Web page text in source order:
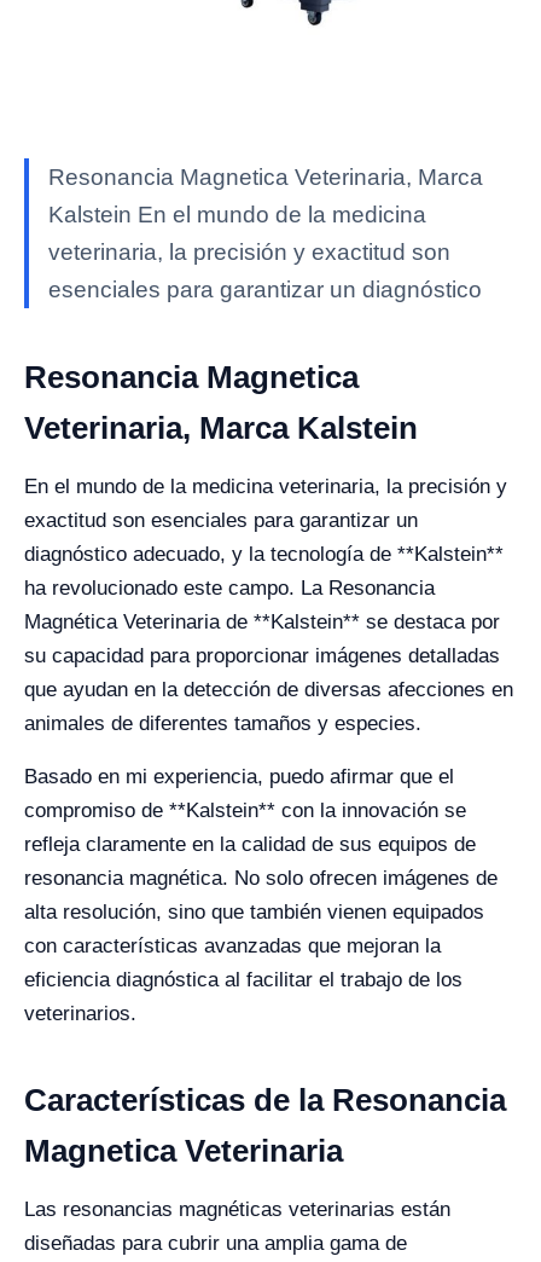
Resonancia Magnetica Veterinaria, Marca
Kalstein En el mundo de la medicina
veterinaria, la precisión y exactitud son
esenciales para garantizar un diagnóstico
Resonancia Magnetica
Veterinaria, Marca Kalstein
En el mundo de la medicina veterinaria, la precisión y
exactitud son esenciales para garantizar un
diagnóstico adecuado, y la tecnología de **Kalstein**
ha revolucionado este campo. La Resonancia
Magnética Veterinaria de **Kalstein** se destaca por
su capacidad para proporcionar imágenes detalladas
que ayudan en la detección de diversas afecciones en
animales de diferentes tamaños y especies.
Basado en mi experiencia, puedo afirmar que el
compromiso de **Kalstein** con la innovación se
refleja claramente en la calidad de sus equipos de
resonancia magnética. No solo ofrecen imágenes de
alta resolución, sino que también vienen equipados
con características avanzadas que mejoran la
eficiencia diagnóstica al facilitar el trabajo de los
veterinarios.
Características de la Resonancia
Magnetica Veterinaria
Las resonancias magnéticas veterinarias están
diseñadas para cubrir una amplia gama de